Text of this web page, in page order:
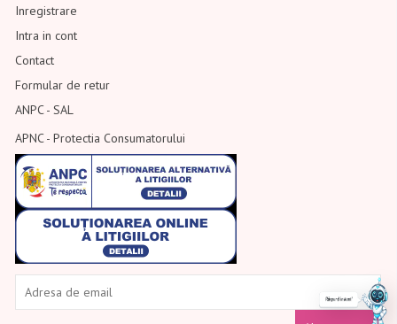
Inregistrare
Intra in cont
Contact
Formular de retur
ANPC - SAL
APNC - Protectia Consumatorului